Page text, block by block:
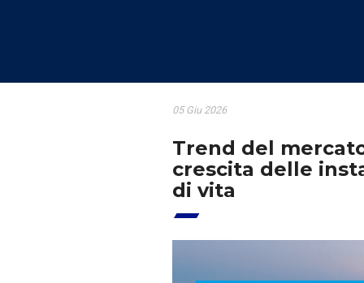
05 Giu 2026
Trend del
crescita delle
di vita